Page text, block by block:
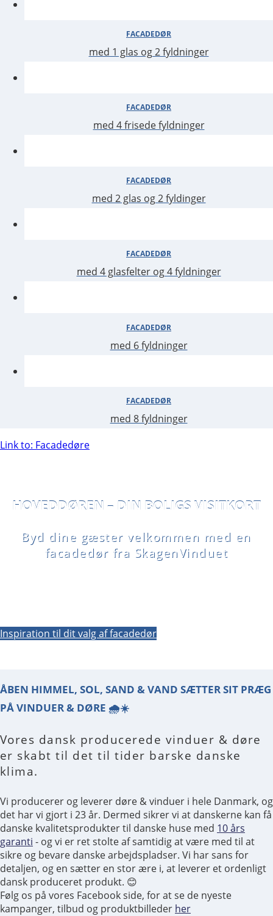
FACADEDØR
FACADEDØR
FACADEDØR
med 1 glas og 2 fyldninger
FACADEDØR
med 4 frisede fyldninger
med 2 glas og 2 fyldinger
med 4 glasfelter og 4 fyldninger
med 6 fyldninger
med 8 fyldninger
Link to: Facadedøre
Byd dine gæster velkommen med en
facadedør fra SkagenVinduet
Inspiration til dit valg af facadedør
Vores dansk producerede vinduer & døre
er skabt til det til tider barske danske
klima.
Vi producerer og leverer døre & vinduer i hele Danmark, og
det har vi gjort i 23 år. Dermed sikrer vi at danskerne kan få
danske kvalitetsprodukter til danske huse med 10 års
garanti - og vi er ret stolte af samtidig at være med til at
sikre og bevare danske arbejdspladser. Vi har sans for
detaljen, og en sætter en stor ære i, at leverer et ordenligt
dansk produceret produkt. 😊
Følg os på vores Facebook side, for at se de nyeste
kampanger, tilbud og produktbilleder her